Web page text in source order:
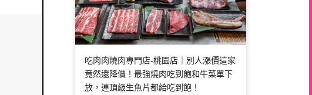
吃肉肉燒肉専門店-桃園店｜別人漲價這家
竟然還降價！最強燒肉吃到飽和牛菜單下
放，連頂級生魚片都給吃到飽！